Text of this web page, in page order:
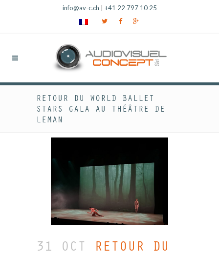
info@av-c.ch +41 22 797 10 25
RETOUR DU WORLD BALLET
STARS GALA AU THÉÂTRE DE
LEMAN
31 OCT
RETOUR DU